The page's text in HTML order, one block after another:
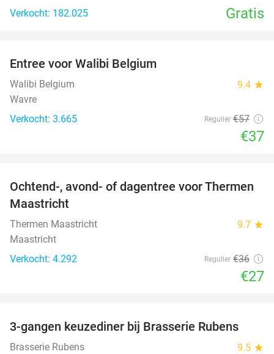
Verkocht: 182.025
Gratis
Entree voor Walibi Belgium
Walibi Belgium 9.4 star
Wavre
Verkocht: 3.665
Regulier €57
€37
25%
Ochtend-, avond- of dagentree voor Thermen
Maastricht
Thermen Maastricht 9.7 star
Maastricht
Verkocht: 4.292
Regulier €36
€27
42%
3-gangen keuzediner bij Brasserie Rubens
Brasserie Rubens 9.5 star